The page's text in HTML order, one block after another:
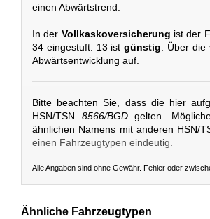
einen Abwärtstrend.
In der Vollkaskoversicherung ist der
34 eingestuft. 13 istgünstig. Über die
Abwärtsentwicklung auf.
Bitte beachten Sie, dass die hier
HSN/TSN 8566/BGDgelten.
ähnlichen Namens mit anderen HSN/
einen Fahrzeugtypen eindeutig.
Alle Angaben sind ohne Gewähr. Fehler oder
Ähnliche Fahrzeugtypen